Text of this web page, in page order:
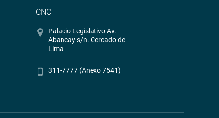
CNC
Palacio Legislativo Av.
Abancay s/n. Cercado de
Lima
311-7777 (Anexo 7541)